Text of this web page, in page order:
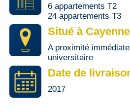
6 appartements T2
24 appartements T3
Situé à Cayenne
A proximité
universitaire
Date de
2017